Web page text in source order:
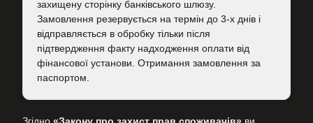
захищену сторінку банківського шлюзу.
Замовлення резервується на термін до 3-х днів і
відправляється в обробку тільки після
підтвердження факту надходження оплати від
фінансової установи. Отримання замовлення за
паспортом.